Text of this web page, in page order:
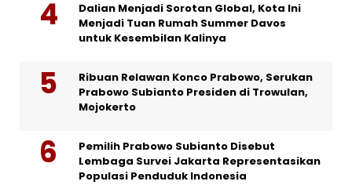
Dalian Menjadi Sorotan Global, Kota Ini
Menjadi Tuan Rumah Summer Davos
untuk Kesembilan Kalinya
Ribuan Relawan Konco Prabowo, Serukan
Prabowo Subianto Presiden di Trowulan,
Mojokerto
Pemilih Prabowo Subianto Disebut
Lembaga Survei Jakarta Representasikan
Populasi Penduduk Indonesia